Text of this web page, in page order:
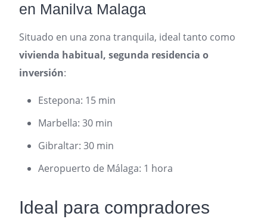
en Manilva Malaga
Situado en una zona tranquila, ideal tanto como
vivienda habitual, segunda residencia o
inversión:
Estepona: 15 min
Marbella: 30 min
Gibraltar: 30 min
Aeropuerto de Málaga: 1 hora
Ideal para compradores